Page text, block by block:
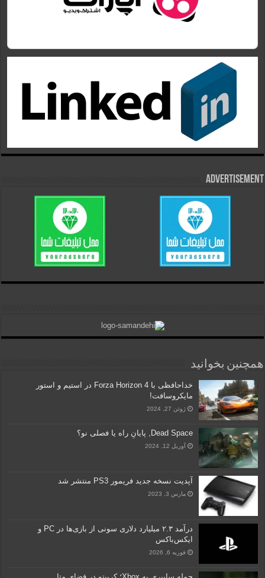
Advertisement
همچنین بخوانید
خداحافظی با Forza Horizon 4 در استیم و استور
مایکروسافت!
ژوئن 27, 2024
Dead Space, پایانِ راه یا فصلی نو؟
آوریل 12, 2024
آپدیت نسخه‌ جدید فریمور PS3 منتشر شد
مارس 3, 2023
درآمد ۲.۳ میلیارد دلاری سونی از بازی‌ها در PC و
ایکس‌باکس
فوریه 6, 2026